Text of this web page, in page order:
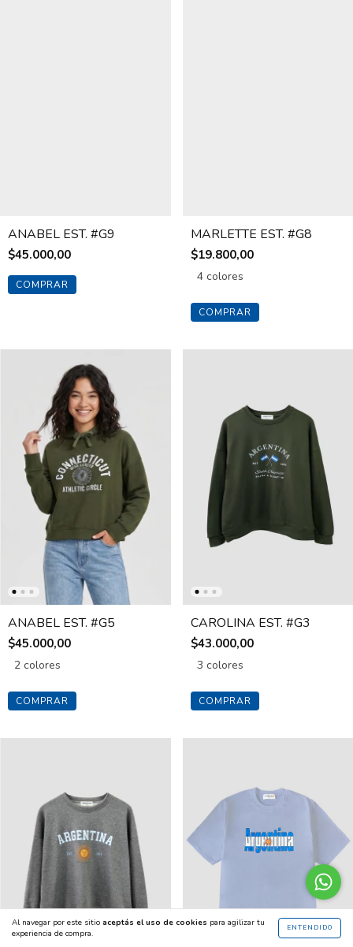
Al navegar por este sitio aceptás el uso de cookies para agilizar tu
experiencia de compra.
ENTENDIDO
ANABEL EST. #G9
$45.000,00
COMPRAR
MARLETTE EST. #G8
$19.800,00
4 colores
COMPRAR
ANABEL EST. #G5
$45.000,00
2 colores
COMPRAR
CAROLINA EST. #G3
$43.000,00
3 colores
COMPRAR